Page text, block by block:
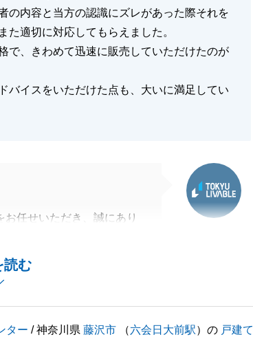
の内容と当方の認識にズレがあった際それを
た適切に対応してもらえました。
で、きわめて迅速に販売していただけたのが
バイスをいただけた点も、大いに満足してい
読む
任せいただき、誠にあり
しく思います。
際には、是非お気軽にご連
ター / 神奈川県藤沢市 （六会日大前駅）の 戸建て